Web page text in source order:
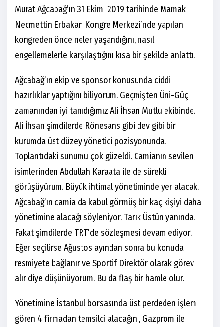
Murat Ağcabağ’ın 31 Ekim 2019 tarihinde Mamak
Necmettin Erbakan Kongre Merkezi’nde yapılan
kongreden önce neler yaşandığını, nasıl
engellemelerle karşılaştığını kısa bir şekilde anlattı.
Ağcabağ’ın ekip ve sponsor konusunda ciddi
hazırlıklar yaptığını biliyorum. Geçmişten Üni-Güç
zamanından iyi tanıdığımız Ali İhsan Mutlu ekibinde.
Ali İhsan şimdilerde Rönesans gibi dev gibi bir
kurumda üst düzey yönetici pozisyonunda.
Toplantıdaki sunumu çok güzeldi. Camianın sevilen
isimlerinden Abdullah Karaata ile de sürekli
görüşüyürum. Büyük ihtimal yönetiminde yer alacak.
Ağcabağ’ın camia da kabul görmüş bir kaç kişiyi daha
yönetimine alacağı söyleniyor. Tarık Üstün yanında.
Fakat şimdilerde TRT’de sözleşmesi devam ediyor.
Eğer seçilirse Ağustos ayından sonra bu konuda
resmiyete bağlanır ve Sportif Direktör olarak görev
alır diye düşünüyorum. Bu da flaş bir hamle olur.
Yönetimine İstanbul borsasında üst perdeden işlem
gören 4 firmadan temsilci alacağını, Gazprom ile